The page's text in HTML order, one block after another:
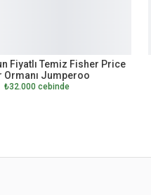
Fiyatlı Temiz Fisher Price
Ormanı Jumperoo
₺32.000 cebinde